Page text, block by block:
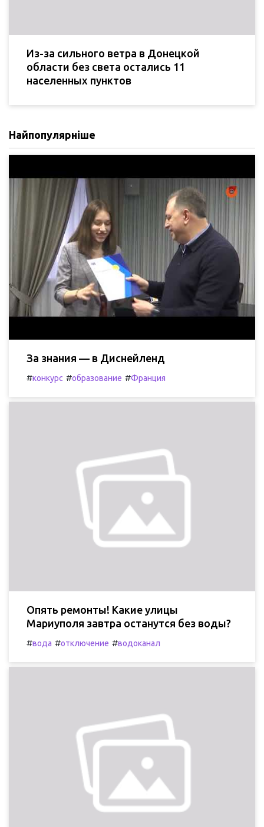
Из-за сильного ветра в Донецкой
области без света остались 11
населенных пунктов
Найпопулярніше
За знания — в Диснейленд
#конкурс #образование #Франция
Опять ремонты! Какие улицы
Мариуполя завтра останутся без воды?
#вода #отключение #водоканал